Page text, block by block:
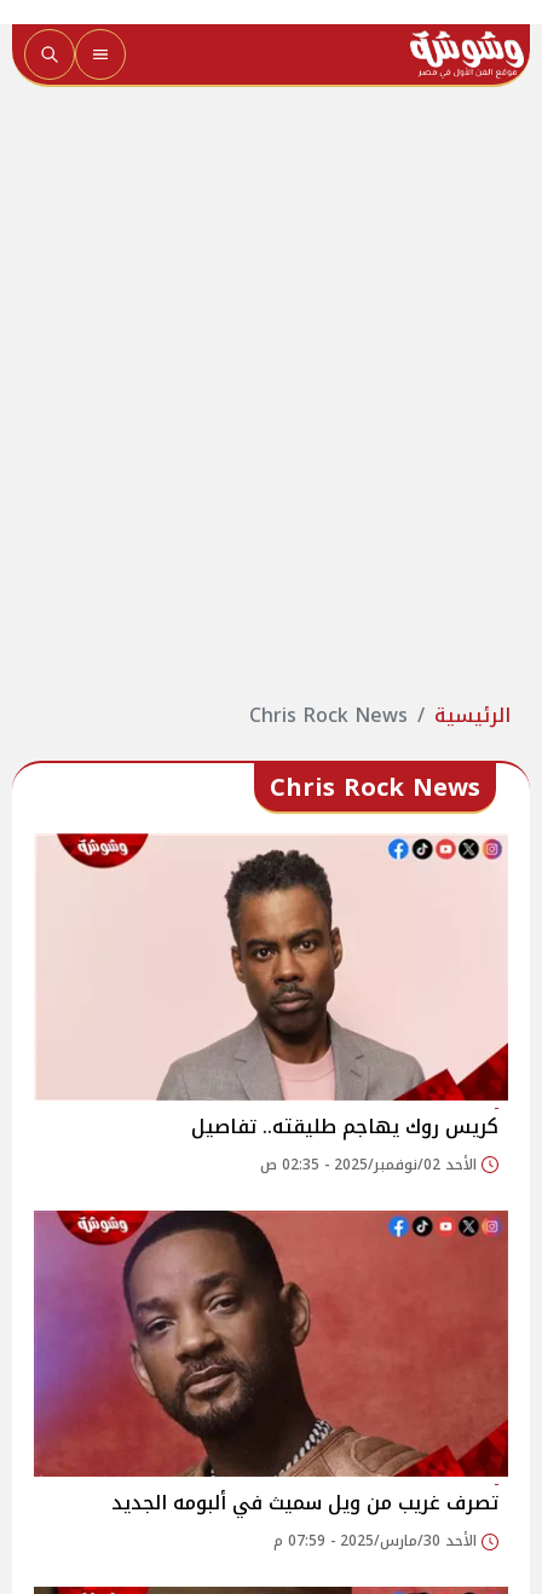
الرئيسية Chris Rock News
Chris Rock News
كريس روك يهاجم طليقته.. تفاصيل
الأحد 02/نوفمبر/2025 - 02:35 ص
تصرف غريب من ويل سميث في ألبومه الجديد
الأحد 30/مارس/2025 - 07:59 م